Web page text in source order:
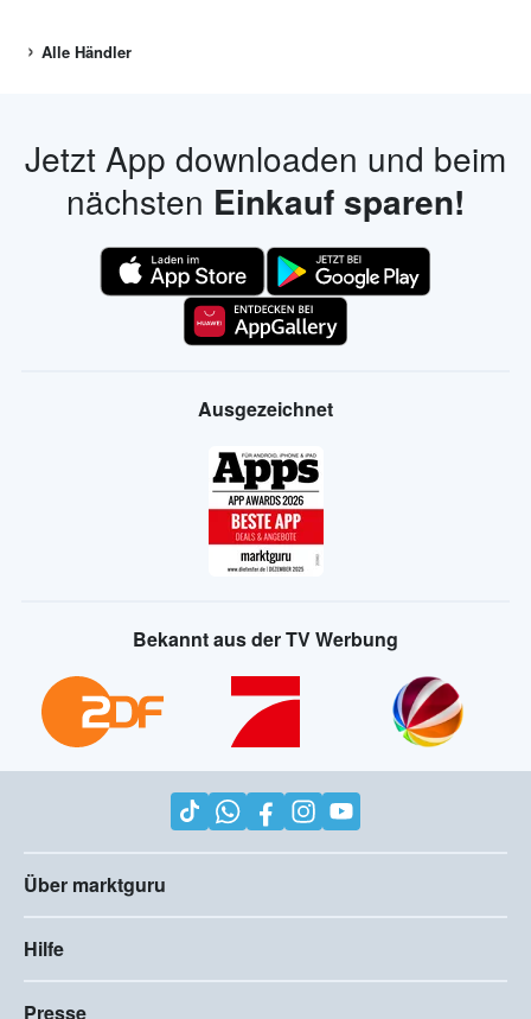
Alle Händler
Jetzt App downloaden und beim
nächsten Einkauf sparen!
Ausgezeichnet
Bekannt aus der TV Werbung
Über marktguru
Hilfe
Presse